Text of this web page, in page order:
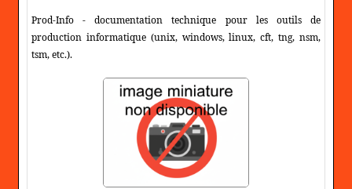
Prod-Info - documentation technique pour les outils de
production informatique (unix, windows, linux, cft, tng, nsm,
tsm, etc.).